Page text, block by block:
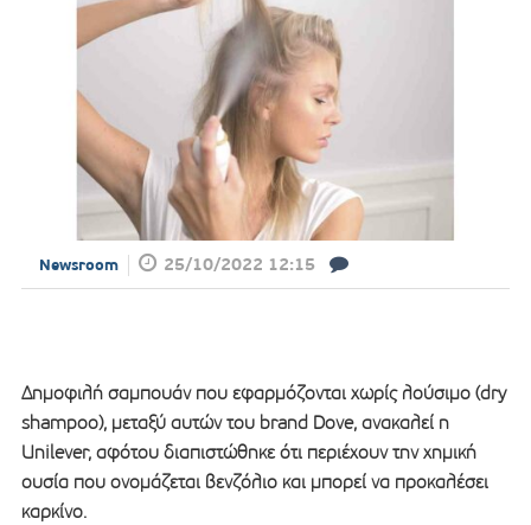
Newsroom 25/10/2022 12:15
Δημοφιλή σαμπουάν που εφαρμόζονται χωρίς λούσιμο (dry
shampoo), μεταξύ αυτών του brand Dove, ανακαλεί η
Unilever, αφότου διαπιστώθηκε ότι περιέχουν την χημική
ουσία που ονομάζεται βενζόλιο και μπορεί να προκαλέσει
καρκίνο.